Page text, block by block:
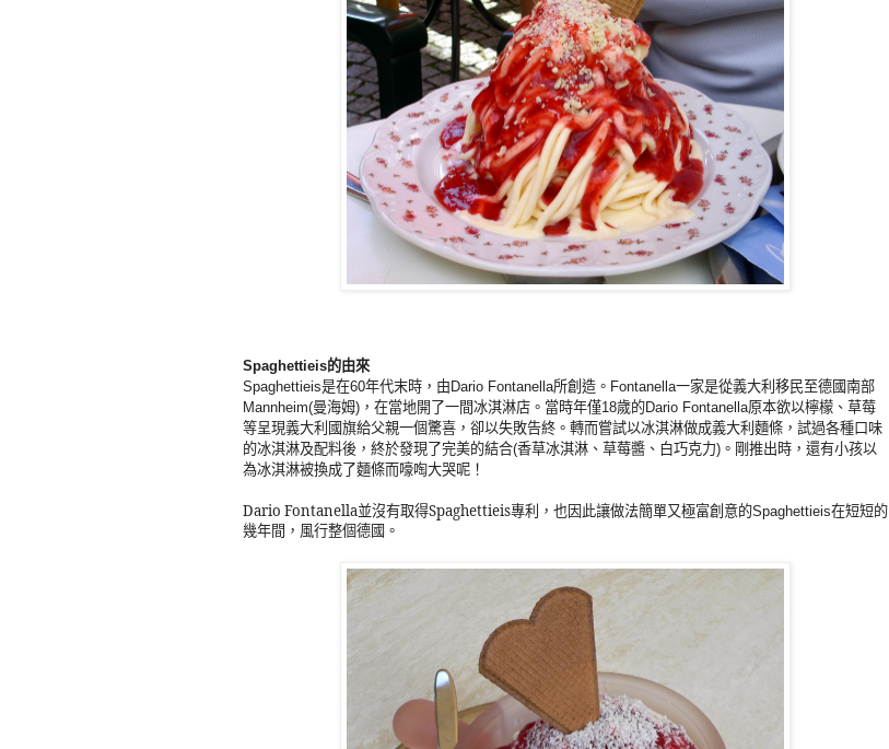
Spaghettieis的由來
Spaghettieis是在60年代末時，由Dario Fontanella所創造。 Fontanella一家是從義大利移民至德國南部
Mannheim(曼海姆) ，在當地開了一間冰淇淋店。當時年僅18歲的Dario Fontanella原本欲以檸檬、草莓
等呈現義大利國旗給父親一個驚喜， 卻以失敗告終。轉而嘗試以冰淇淋做成義大利麵條，試過各種口味
的冰淇淋及配料後，終於發現了完美的結合(香草冰淇淋、草莓醬、白巧克力) 。剛推出時，還有小孩以
為冰淇淋被換成了麵條而嚎啕大哭呢！
Dario Fontanella並沒有取得Spaghettieis專利，也因此讓做法簡單又極富創意的Spaghettieis在短短的
幾年間，風行整個德國。